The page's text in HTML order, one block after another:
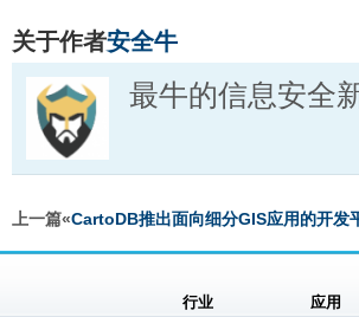
关于作者安全牛
最牛的信息安全
上一篇«CartoDB推出面向细分GIS应用的开发
行业
应用